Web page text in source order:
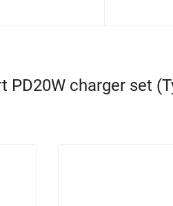
charger set